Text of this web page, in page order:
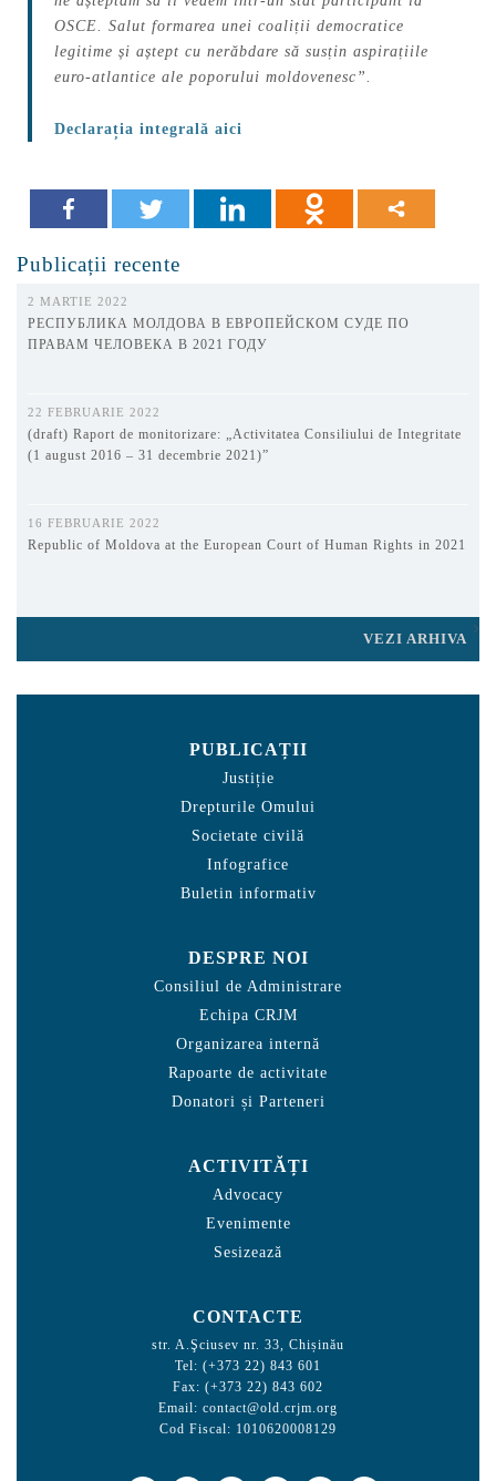
OSCE. Salut formarea unei coaliții democratice
legitime și aștept cu nerăbdare să susțin aspirațiile
euro-atlantice ale poporului moldovenesc”.
Declarația integrală aici
Publicații recente
2 MARTIE 2022
РЕСПУБЛИКА МОЛДОВА В ЕВРОПЕЙСКОМ СУДЕ ПО
ПРАВАМ ЧЕЛОВЕКА В 2021 ГОДУ
22 FEBRUARIE 2022
(draft) Raport de monitorizare: „Activitatea Consiliului de Integritate
(1 august 2016 – 31 decembrie 2021)”
16 FEBRUARIE 2022
Republic of Moldova at the European Court of Human Rights in 2021
VEZI ARHIVA
PUBLICAȚII
Justiție
Drepturile Omului
Societate civilă
Infografice
Buletin informativ
DESPRE NOI
Consiliul de Administrare
Echipa CRJM
Organizarea internă
Rapoarte de activitate
Donatori și Parteneri
ACTIVITĂȚI
Advocacy
Evenimente
Sesizează
CONTACTE
str. A.Şciusev nr. 33, Chișinău
Tel: (+373 22) 843 601
Fax: (+373 22) 843 602
Email: contact@old.crjm.org
Cod Fiscal: 1010620008129